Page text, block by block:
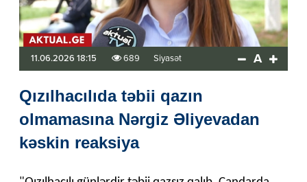
11.06.2026 18:15 689 Siyasət A
Qızılhacılıda təbii qazın
olmamasına Nərgiz Əliyevadan
kəskin reaksiya